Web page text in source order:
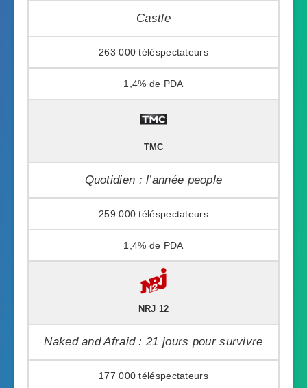
Castle
263 000
1,4%
TMC
Quotidien : l’année people
259 000
1,4%
NRJ 12
Naked and Afraid : 21 jours pour survivre
177 000